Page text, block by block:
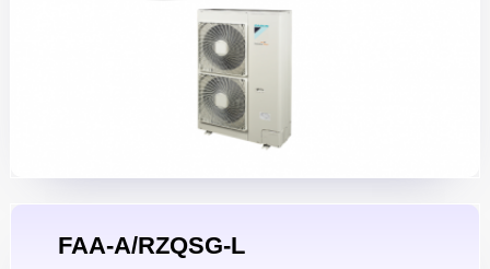
FAA-A/RZQSG-L